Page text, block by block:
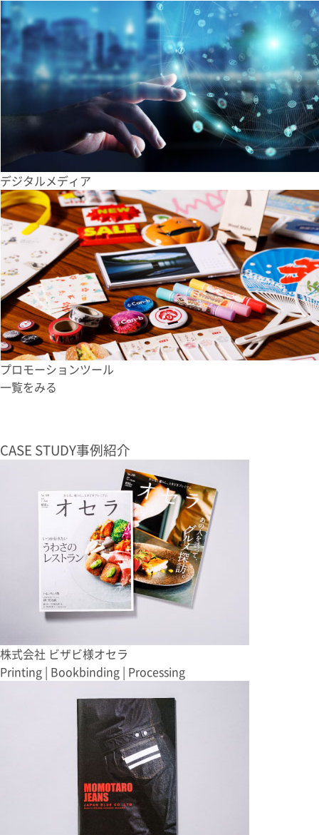
デジタルメディア
プロモーションツール
一覧をみる
CASE STUDY事例紹介
株式会社 ビザビ様オセラ
Printing | Bookbinding | Processing